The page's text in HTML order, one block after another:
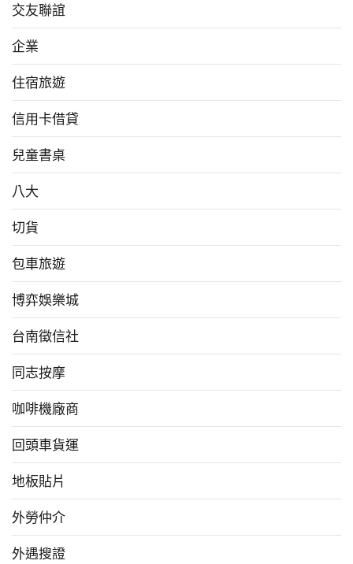
交友聯誼
企業
住宿旅遊
信用卡借貸
兒童書桌
八大
切貨
包車旅遊
博弈娛樂城
台南徵信社
同志按摩
咖啡機廠商
回頭車貨運
地板貼片
外勞仲介
外遇搜證